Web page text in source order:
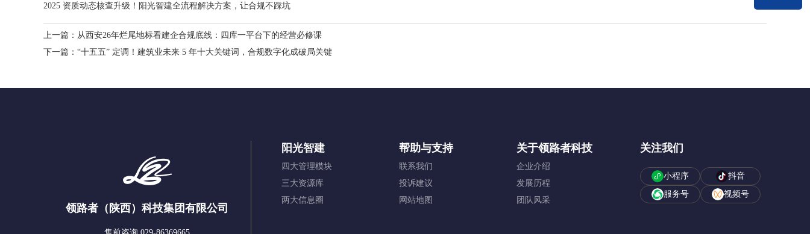
2025 资质动态核查升级！阳光智建全流程解决方案，让合规不踩坑
上一篇： 从西安26年烂尾地标看建企合规底线：四库一平台下的经营必修课
下一篇： “十五五” 定调！建筑业未来 5 年十大关键词，合规数字化成破局关键
领路者（陕西）科技集团有限公司
阳光智建
四大管理模块
三大资源库
两大信息圈
帮助与支持
联系我们
投诉建议
网站地图
关于领路者科技
企业介绍
发展历程
团队风采
关注我们
小程序
抖音
服务号
视频号